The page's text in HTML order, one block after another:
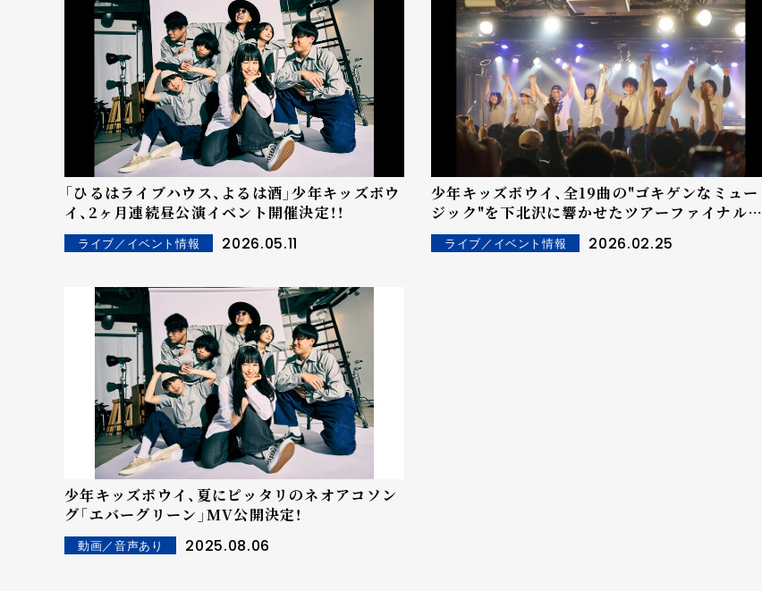
「ひるはライブハウス、よるは酒」少年キッズボウ
イ、2ヶ月連続昼公演イベント開催決定！！
ライブ／イベント情報 2026.05.11
少年キッズボウイ、全19曲の"ゴキゲンなミュー
ジック"を下北沢に響かせたツアーファイナルが
大団円！ 中野を舞台に自主企画"お祭り"を開催発
表！ライブ／イベント情報 2026.02.25
少年キッズボウイ、夏にピッタリのネオアコソン
グ「エバーグリーン」MV公開決定！
動画／音声あり 2025.08.06